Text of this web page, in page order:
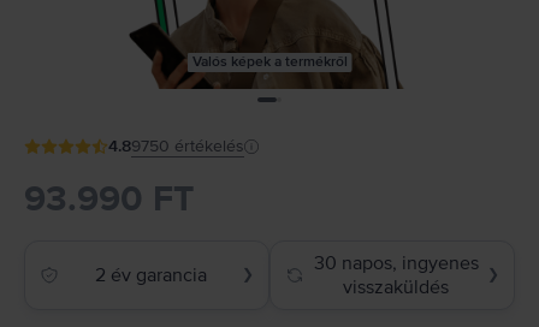
Valós képek a termékről
4.89750 értékelés
93.990 FT
2 év garancia ❯
30 napos, ingyenes
visszaküldés
❯